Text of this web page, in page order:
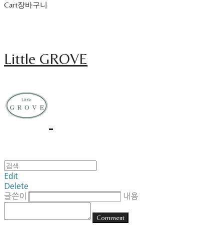
Cart장바구니
Little GROVE
Edit
Delete
글쓴이
내용
Comment